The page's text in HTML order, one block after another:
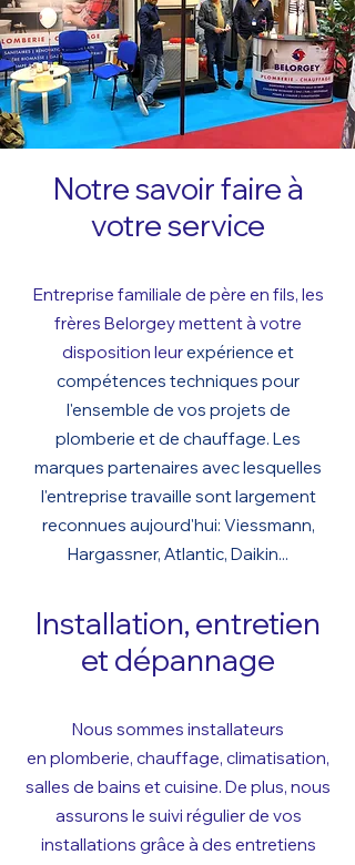
Notre savoir faire à
votre service
Entreprise familiale de père en fils, les
frères Belorgeymettent à votre
disposition leurexpérience et
compétences techniques pour
l'ensemble de vos projets de
plomberie et de chauffage. Les
marques partenaires avec lesquelles
l'entreprise travaille sont largement
reconnues aujourd'hui: Viessmann,
Hargassner, Atlantic, Daikin...
Installation, entretien
et dépannage
Nous sommes installateurs
en plomberie, chauffage, climatisation,
salles de bains et cuisine. De plus, nous
assurons le suivi régulier de vos
installations grâce à des entretiens